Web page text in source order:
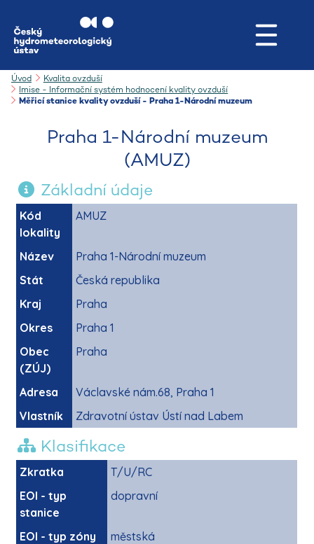
Úvod
Kvalita ovzduší
Imise - Informační systém hodnocení kvality ovzduší
Měřicí stanice kvality ovzduší - Praha 1-Národní muzeum
Praha 1-Národní muzeum
(AMUZ)
Základní údaje
Kód
lokality
AMUZ
Název
Praha 1-Národní muzeum
Stát
Česká republika
Kraj
Praha
Okres
Praha 1
Obec
(ZÚJ)
Praha
Adresa
Václavské nám.68, Praha 1
Vlastník
Zdravotní ústav Ústí nad Labem
Klasifikace
Zkratka
T/U/RC
EOI - typ
stanice
dopravní
EOI - typ zóny
městská